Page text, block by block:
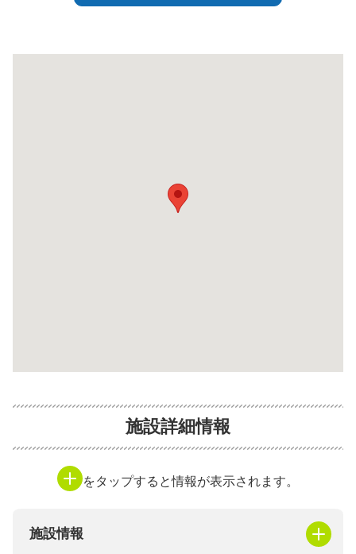
施設詳細情報
をタップすると情報が表示されます。
施設情報